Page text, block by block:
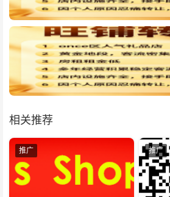
相关推荐
推广 推广